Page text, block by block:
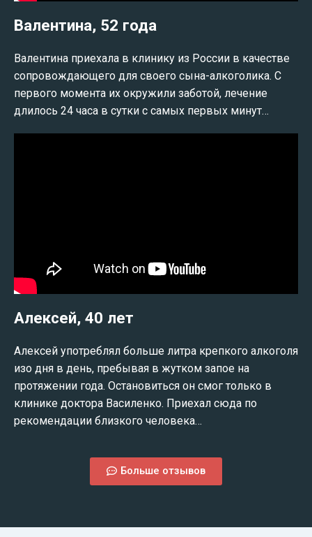
Валентина, 52 года
Валентина приехала в клинику из России в качестве
сопровождающего для своего сына-алкоголика. С
первого момента их окружили заботой, лечение
длилось 24 часа в сутки с самых первых минут…
Алексей, 40 лет
Алексей употреблял больше литра крепкого алкоголя
изо дня в день, пребывая в жутком запое на
протяжении года. Остановиться он смог только в
клинике доктора Василенко. Приехал сюда по
рекомендации близкого человека…
Больше отзывов